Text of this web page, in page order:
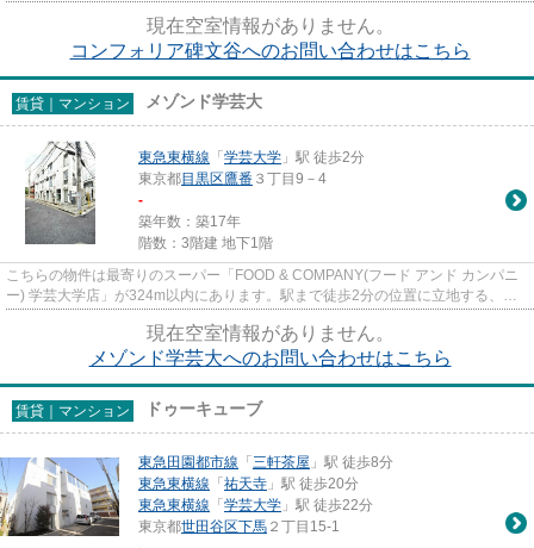
現在空室情報がありません。
コンフォリア碑文谷へのお問い合わせはこちら
賃貸｜マンション メゾンド学芸大
東急東横線 「 学芸大学 」駅 徒歩2分
東京都目黒区鷹番 ３丁目9－4
-
築年数：築17年
階数：3階建 地下1階
こちらの物件は最寄りのスーパー「FOOD & COMPANY(フード アンド カンパニ
ー) 学芸大学店」が324m以内にあります。駅まで徒歩2分の位置に立地する、ア
現在空室情報がありません。
メゾンド学芸大へのお問い合わせはこちら
賃貸｜マンション ドゥーキューブ
東急田園都市線 「 三軒茶屋 」駅 徒歩8分
東急東横線 「 祐天寺 」駅 徒歩20分
東急東横線 「 学芸大学 」駅 徒歩22分
東京都世田谷区下馬 ２丁目15-1